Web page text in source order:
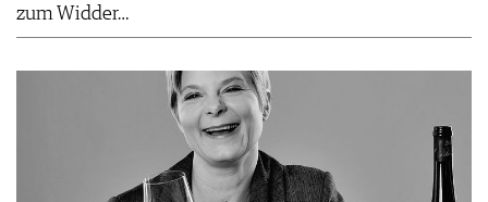
zum Widder…